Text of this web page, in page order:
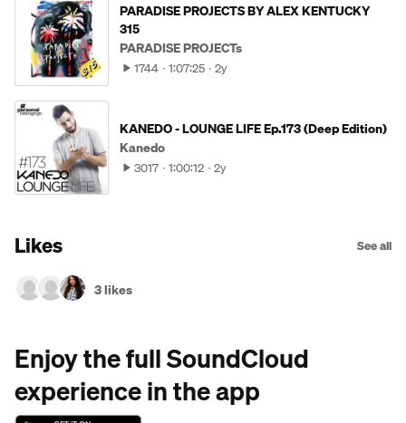
PARADISE PROJECTS BY ALEX KENTUCKY
315
PARADISE PROJECTs
1744 1:07:25 2y
KANEDO - LOUNGE LIFE Ep.173 (Deep Edition)
Kanedo
3017 1:00:12 2y
Likes See all
3 likes
Enjoy the full SoundCloud
experience in the app